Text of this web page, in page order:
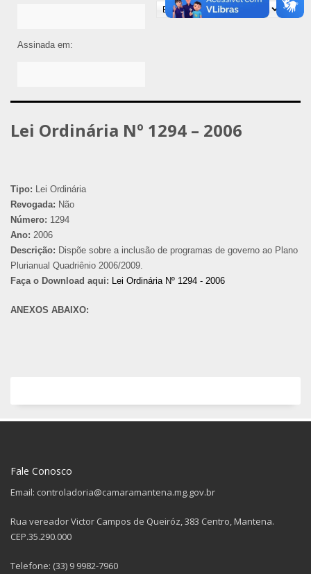
Assinada em:
Lei Ordinária Nº 1294 – 2006
Tipo: Lei Ordinária
Revogada: Não
Número: 1294
Ano: 2006
Descrição: Dispõe sobre a inclusão de programas de governo ao Plano
Plurianual Quadriênio 2006/2009.
Faça o Download aqui: Lei Ordinária Nº 1294 - 2006
ANEXOS ABAIXO:
Fale Conosco
Email: controladoria@camaramantena.mg.gov.br
Rua vereador Victor Campos de Queiróz, 383 Centro, Mantena.
CEP.35.290.000
Telefone: (33) 9 9982-7960